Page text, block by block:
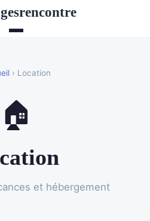
› Location
🏠
et hébergement